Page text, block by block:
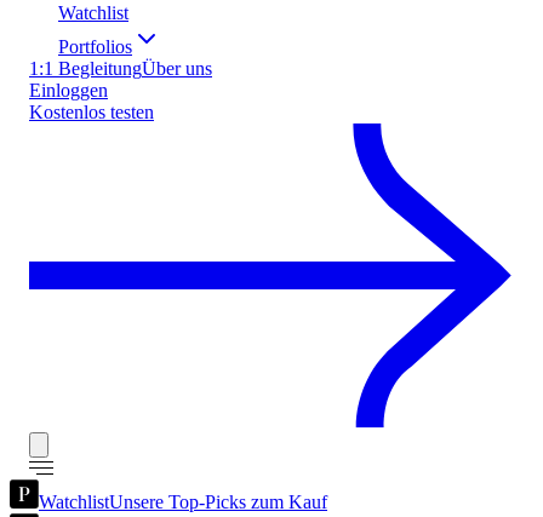
Watchlist
Portfolios
1:1 BegleitungÜber uns
Einloggen
Kostenlos testen
WatchlistUnsere Top-Picks zum Kauf